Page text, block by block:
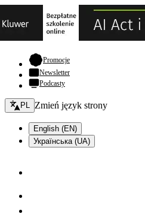
Promocje- otwiera się w nowej karcie
Newsletter
Podcasty
Zmień język - bieżący:
PL Zmień język strony
English (EN)
Українська (UA)